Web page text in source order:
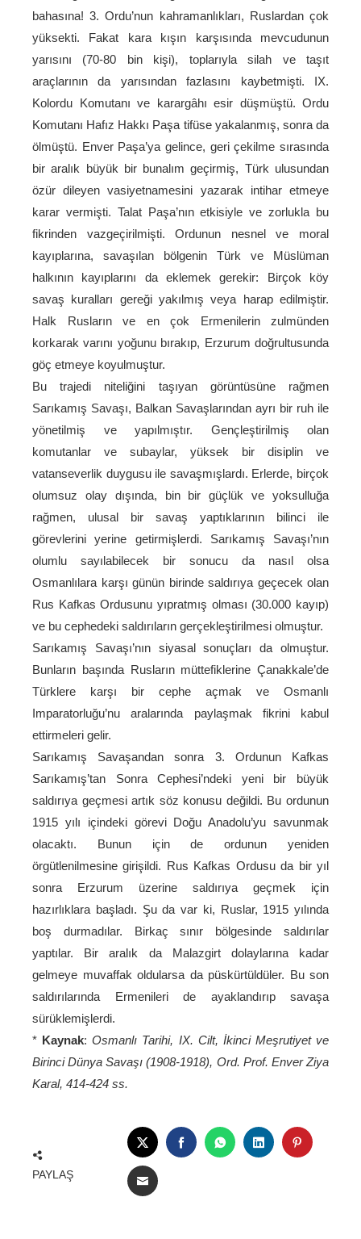
bahasına! 3. Ordu’nun kahramanlıkları, Ruslardan çok
yüksekti. Fakat kara kışın karşısında mevcudunun
yarısını (70-80 bin kişi), toplarıyla silah ve taşıt
araçlarının da yarısından fazlasını kaybetmişti. IX.
Kolordu Komutanı ve karargâhı esir düşmüştü. Ordu
Komutanı Hafız Hakkı Paşa tifüse yakalanmış, sonra da
ölmüştü. Enver Paşa’ya gelince, geri çekilme sırasında
bir aralık büyük bir bunalım geçirmiş, Türk ulusundan
özür dileyen vasiyetnamesini yazarak intihar etmeye
karar vermişti. Talat Paşa’nın etkisiyle ve zorlukla bu
fikrinden vazgeçirilmişti. Ordunun nesnel ve moral
kayıplarına, savaşılan bölgenin Türk ve Müslüman
halkının kayıplarını da eklemek gerekir: Birçok köy
savaş kuralları gereği yakılmış veya harap edilmiştir.
Halk Rusların ve en çok Ermenilerin zulmünden
korkarak varını yoğunu bırakıp, Erzurum doğrultusunda
göç etmeye koyulmuştur.
Bu trajedi niteliğini taşıyan görüntüsüne rağmen
Sarıkamış Savaşı, Balkan Savaşlarından ayrı bir ruh ile
yönetilmiş ve yapılmıştır. Gençleştirilmiş olan
komutanlar ve subaylar, yüksek bir disiplin ve
vatanseverlik duygusu ile savaşmışlardı. Erlerde, birçok
olumsuz olay dışında, bin bir güçlük ve yoksulluğa
rağmen, ulusal bir savaş yaptıklarının bilinci ile
görevlerini yerine getirmişlerdi. Sarıkamış Savaşı’nın
olumlu sayılabilecek bir sonucu da nasıl olsa
Osmanlılara karşı günün birinde saldırıya geçecek olan
Rus Kafkas Ordusunu yıpratmış olması (30.000 kayıp)
ve bu cephedeki saldırıların gerçekleştirilmesi olmuştur.
Sarıkamış Savaşı’nın siyasal sonuçları da olmuştur.
Bunların başında Rusların müttefiklerine Çanakkale’de
Türklere karşı bir cephe açmak ve Osmanlı
Imparatorluğu’nu aralarında paylaşmak fikrini kabul
ettirmeleri gelir.
Sarıkamış Savaşandan sonra 3. Ordunun Kafkas
Sarıkamış’tan Sonra Cephesi’ndeki yeni bir büyük
saldırıya geçmesi artık söz konusu değildi. Bu ordunun
1915 yılı içindeki görevi Doğu Anadolu’yu savunmak
olacaktı. Bunun için de ordunun yeniden
örgütlenilmesine girişildi. Rus Kafkas Ordusu da bir yıl
sonra Erzurum üzerine saldırıya geçmek için
hazırlıklara başladı. Şu da var ki, Ruslar, 1915 yılında
boş durmadılar. Birkaç sınır bölgesinde saldırılar
yaptılar. Bir aralık da Malazgirt dolaylarına kadar
gelmeye muvaffak oldularsa da püskürtüldüler. Bu son
saldırılarında Ermenileri de ayaklandırıp savaşa
sürüklemişlerdi.
* Kaynak:Osmanlı Tarihi, IX. Cilt, İkinci Meşrutiyet ve
Birinci Dünya Savaşı (1908-1918), Ord. Prof. Enver Ziya
Karal, 414-424 ss.
PAYLAŞ
TWITTERFACEBOOKWHATSAPP
LINKEDIN
EMAIL